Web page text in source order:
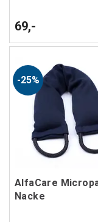
69,-
25%
AlfaCare
Nacke